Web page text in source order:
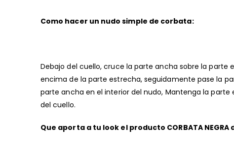
Como hacer un nudo simple de corbata:
Debajo del cuello, cruce la parte ancha sobre la
encima de la parte estrecha, seguidamente pase la
parte ancha en el interior del nudo, Mantenga la
del cuello.
Que aporta a tu look el producto CORBATA NEGRA